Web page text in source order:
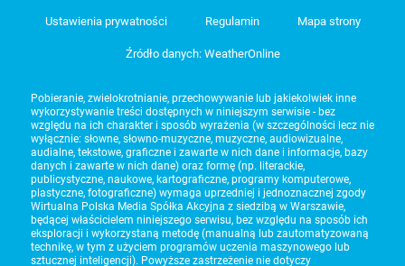
Ustawienia prywatności Regulamin Mapa strony
Źródło danych: WeatherOnline
Pobieranie, zwielokrotnianie, przechowywanie lub jakiekolwiek inne
wykorzystywanie treści dostępnych w niniejszym serwisie - bez
względu na ich charakter i sposób wyrażenia (w szczególności lecz nie
wyłącznie: słowne, słowno-muzyczne, muzyczne, audiowizualne,
audialne, tekstowe, graficzne i zawarte w nich dane i informacje, bazy
danych i zawarte w nich dane) oraz formę (np. literackie,
publicystyczne, naukowe, kartograficzne, programy komputerowe,
plastyczne, fotograficzne) wymaga uprzedniej i jednoznacznej zgody
Wirtualna Polska Media Spółka Akcyjna z siedzibą w Warszawie,
będącej właścicielem niniejszego serwisu, bez względu na sposób ich
eksploracji i wykorzystaną metodę (manualną lub zautomatyzowaną
technikę, w tym z użyciem programów uczenia maszynowego lub
sztucznej inteligencji). Powyższe zastrzeżenie nie dotyczy